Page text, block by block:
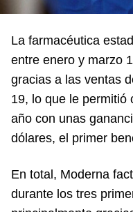
La farmacéutica
entre enero y marzo
gracias a las ventas
19, lo que le permitió
año con unas
dólares, el primer
En total, Moderna
durante los tres